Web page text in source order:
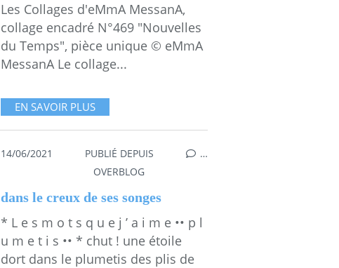
Les Collages d'eMmA MessanA,
collage encadré N°469 "Nouvelles
du Temps", pièce unique © eMmA
MessanA Le collage...
EN SAVOIR PLUS
14/06/2021
PUBLIÉ DEPUIS
OVERBLOG
…
dans le creux de ses songes
* L e s m o t s q u e j ’ a i m e •• p l
u m e t i s •• * chut ! une étoile
dort dans le plumetis des plis de